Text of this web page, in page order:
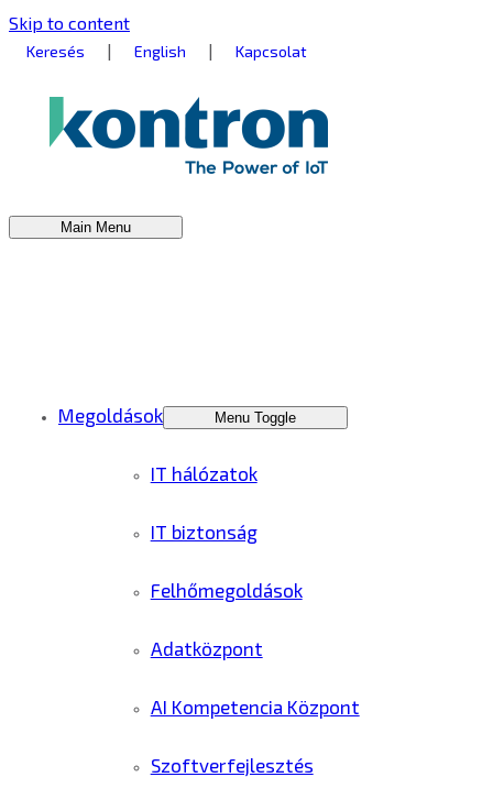
Skip to content
Keresés | English | Kapcsolat
Main Menu
Megoldások Menu Toggle
IT hálózatok
IT biztonság
Felhőmegoldások
Adatközpont
AI Kompetencia Központ
Szoftverfejlesztés